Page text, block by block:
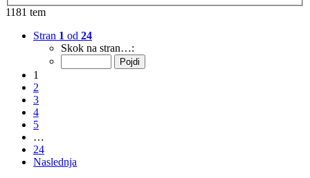
1181 tem
Stran 1 od 24
Skok na stran…:
1
2
3
4
5
…
24
Naslednja